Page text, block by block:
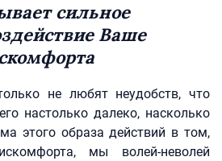
сильное
Ваше
не любят неудобств, что
настолько далеко, насколько
этого образа действий в том,
мы волей-неволей